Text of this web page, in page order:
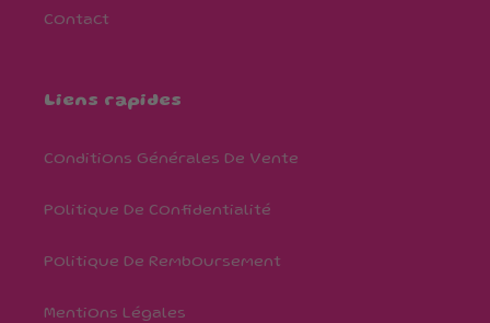
Contact
Liens rapides
Conditions Générales De Vente
Politique De Confidentialité
Politique De Remboursement
Mentions Légales